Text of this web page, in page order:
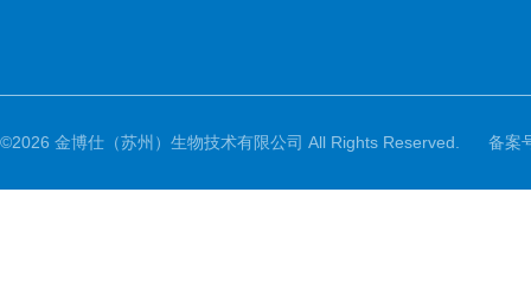
©2026 金博仕（苏州）生物技术有限公司 All Rights Reserved. 备案